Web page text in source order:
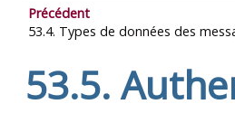
Précédent
53.4. Types de données des
53.5.